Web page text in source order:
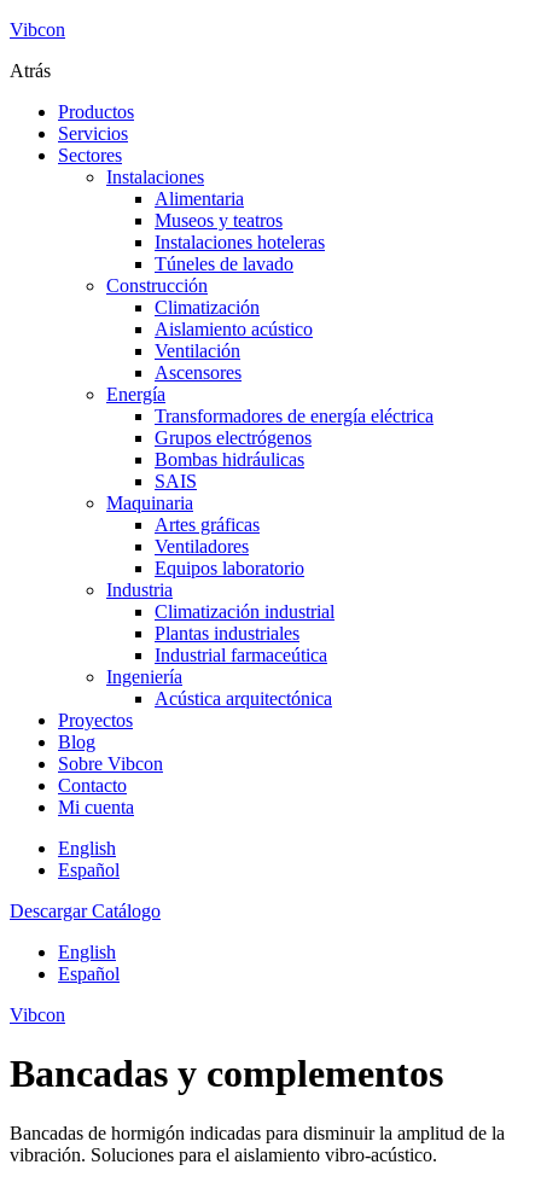
Vibcon
Atrás
Productos
Servicios
Sectores
Instalaciones
Alimentaria
Museos y teatros
Instalaciones hoteleras
Túneles de lavado
Construcción
Climatización
Aislamiento acústico
Ventilación
Ascensores
Energía
Transformadores de energía eléctrica
Grupos electrógenos
Bombas hidráulicas
SAIS
Maquinaria
Artes gráficas
Ventiladores
Equipos laboratorio
Industria
Climatización industrial
Plantas industriales
Industrial farmaceútica
Ingeniería
Acústica arquitectónica
Proyectos
Blog
Sobre Vibcon
Contacto
Mi cuenta
English
Español
Descargar Catálogo
English
Español
Vibcon
Bancadas y complementos
Bancadas de hormigón indicadas para disminuir la amplitud de la
vibración. Soluciones para el aislamiento vibro-acústico.